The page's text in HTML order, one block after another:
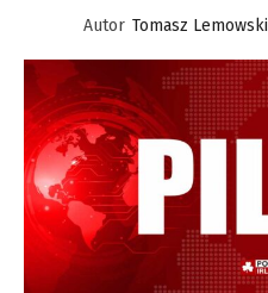
Autor Tomasz Lemowski